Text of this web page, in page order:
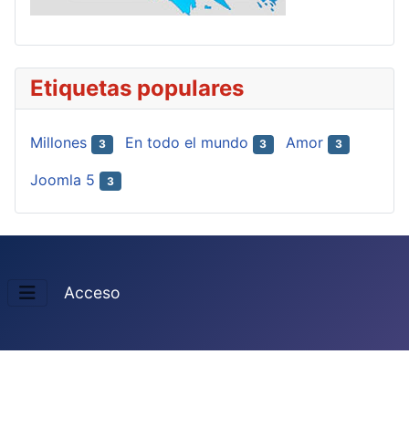
Etiquetas populares
Millones 3 En todo el mundo 3 Amor 3
Joomla 5 3
Acceso